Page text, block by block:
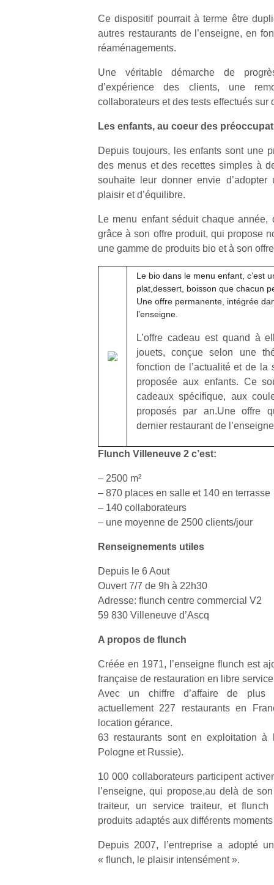
Ce dispositif pourrait à terme être
autres restaurants de l’enseigne, en
réaménagements.
Une véritable démarche de
d’expérience des clients, une
collaborateurs et des tests effectués sur
Les enfants, au coeur des
Depuis toujours, les enfants sont une
des menus et des recettes simples à
souhaite leur donner envie
plaisir et d’équilibre.
Le menu enfant séduit chaque
grâce à son offre produit, qui propose
une gamme de produits bio et à son
Le bio dans le menu enfant, c’est
plat,dessert, boisson que chacun
Une offre permanente, intégrée
l’enseigne.
L’offre cadeau est quand à
jouets, conçue selon une
fonction de l’actualité et de la
proposée aux enfants. Ce
cadeaux spécifique, aux
proposés par an.Une offre
dernier restaurant de
Flunch Villeneuve 2 c’est:
– 2500 m²
– 870 places en salle et 140 en terrasse
– 140 collaborateurs
– une moyenne de 2500 clients/jour
Renseignements utiles
Depuis le 6 Aout
Ouvert 7/7 de 9h à 22h30
Adresse: flunch centre commercial V2
59 830 Villeneuve d’Ascq
A propos de flunch
Créée en 1971, l’enseigne flunch est
française de restauration en libre
Avec un chiffre d’affaire de plus
actuellement 227 restaurants en
location gérance.
63 restaurants sont en exploitation à
Pologne et Russie).
10 000 collaborateurs participent
l’enseigne, qui propose,au delà de
traiteur, un service traiteur, et
produits adaptés aux différents
Depuis 2007, l’entreprise a adopté
« flunch, le plaisir intensément ».
NextGen,
nouvelle
trottinette
mécanique
Beeper
Les
enfants
débordent
d’énergie.
Varier les
occupations
n’est pas
simple.
Conjuguer
divertissement,
trampolines
pour les
grands et
les petits !
estivales
beaux
jours, c’est
l’occasion
rêvée
enfants
de…